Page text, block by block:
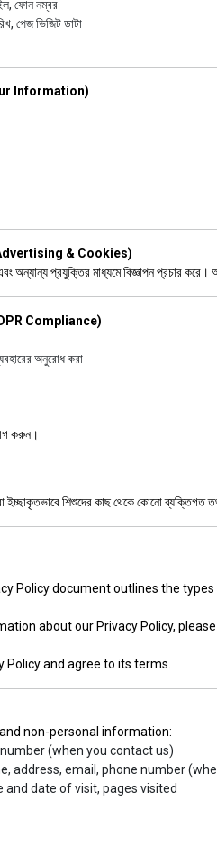
ফোন নম্বর
পেজ ভিজিট ডাটা
Information)
Advertising & Cookies)
অন্যান্য প্রযুক্তির মাধ্যমে বিজ্ঞাপন প্রচার
Compliance)
অনুরোধ করা
করুন।
শিশুদের কাছ থেকে কোনো ব্যক্তিগত
Policy document outlines the
about our Privacy Policy, please
Policy and agree to its terms.
non-personal information:
(when you contact us)
address, email, phone number
and date of visit, pages visited